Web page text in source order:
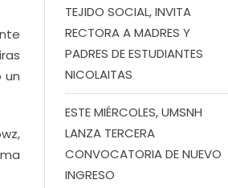
un
TEJIDO SOCIAL, INVITA
RECTORA A MADRES Y
PADRES DE ESTUDIANTES
NICOLAITAS
ESTE MIÉRCOLES, UMSNH
LANZA TERCERA
CONVOCATORIA DE NUEVO
INGRESO